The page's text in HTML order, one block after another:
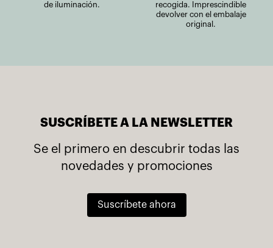
de iluminación.
recogida. Imprescindible
devolver con el embalaje
original.
SUSCRÍBETE A LA NEWSLETTER
Se el primero en descubrir todas las
novedades y promociones
Suscríbete ahora